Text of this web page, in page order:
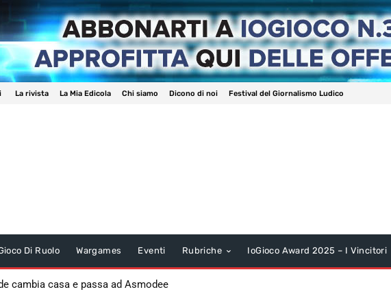
La rivista La Mia Edicola Chi siamo Dicono di noi Festival del Giornalismo Ludico
Di Ruolo Wargames Eventi Rubriche IoGioco Award 2025 – I Vincitori
cambia casa e passa ad Asmodee